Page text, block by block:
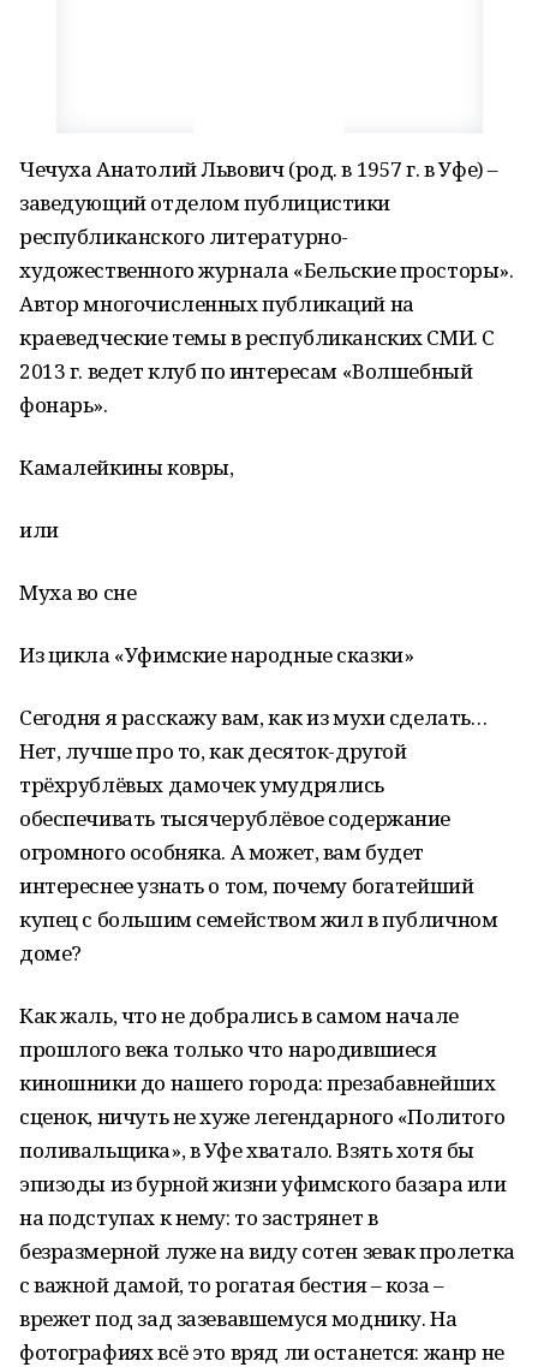
Чечуха Анатолий Львович (род. в 1957 г. в Уфе) –
заведующий отделом публицистики
республиканского литературно-
художественного журнала «Бельские просторы».
Автор многочисленных публикаций на
краеведческие темы в республиканских СМИ. С
2013 г. ведет клуб по интересам «Волшебный
фонарь».
Камалейкины ковры,
или
Муха во сне
Из цикла «Уфимские народные сказки»
Сегодня я расскажу вам, как из мухи сделать…
Нет, лучше про то, как десяток-другой
трёхрублёвых дамочек умудрялись
обеспечивать тысячерублёвое содержание
огромного особняка. А может, вам будет
интереснее узнать о том, почему богатейший
купец с большим семейством жил в публичном
доме?
Как жаль, что не добрались в самом начале
прошлого века только что народившиеся
киношники до нашего города: презабавнейших
сценок, ничуть не хуже легендарного «Политого
поливальщика», в Уфе хватало. Взять хотя бы
эпизоды из бурной жизни уфимского базара или
на подступах к нему: то застрянет в
безразмерной луже на виду сотен зевак пролетка
с важной дамой, то рогатая бестия – коза –
врежет под зад зазевавшемуся моднику. На
фотографиях всё это вряд ли останется: жанр не